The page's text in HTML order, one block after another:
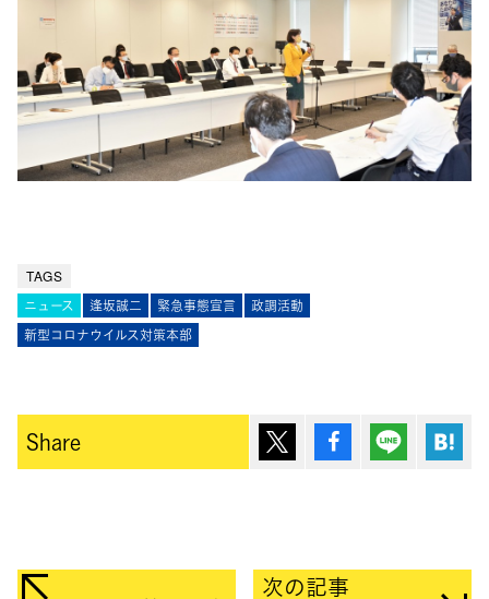
TAGS
ニュース 逢坂誠二 緊急事態宣言
政調活動
新型コロナウイルス対策本部
Share ポスト シェア Lineで送
次の記事